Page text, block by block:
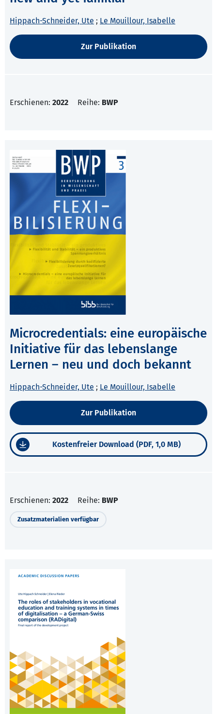
Hippach-Schneider, Ute ; Le Mouillour, Isabelle
Zur Publikation
Erschienen: 2022 Reihe: BWP
Microcredentials: eine europäische
Initiative für das lebenslange
Lernen – neu und doch bekannt
Hippach-Schneider, Ute ; Le Mouillour, Isabelle
Zur Publikation
Kostenfreier Download (PDF, 1,0 MB)
Erschienen: 2022 Reihe: BWP
Zusatzmaterialien verfügbar